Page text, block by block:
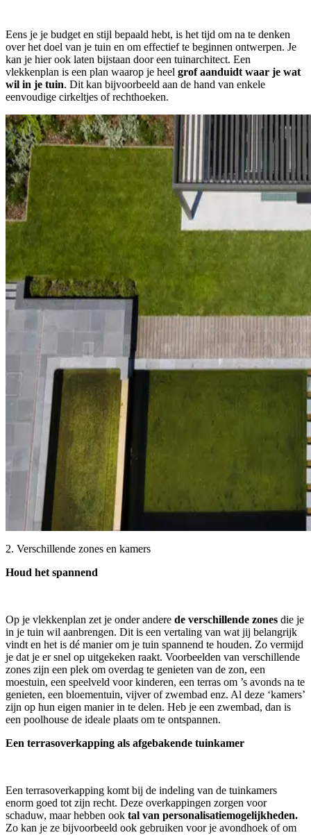
Eens je je budget en stijl bepaald hebt, is het tijd om na te denken
over het doel van je tuin en om effectief te beginnen ontwerpen. Je
kan je hier ook laten bijstaan door een tuinarchitect. Een
vlekkenplan is een plan waarop je heel grof aanduidt waar je wat
wil in je tuin. Dit kan bijvoorbeeld aan de hand van enkele
eenvoudige cirkeltjes of rechthoeken.
2. Verschillende zones en kamers
Houd het spannend
Op je vlekkenplan zet je onder andere de verschillende zones die je
in je tuin wil aanbrengen. Dit is een vertaling van wat jij belangrijk
vindt en het is dé manier om je tuin spannend te houden. Zo vermijd
je dat je er snel op uitgekeken raakt. Voorbeelden van verschillende
zones zijn een plek om overdag te genieten van de zon, een
moestuin, een speelveld voor kinderen, een terras om ’s avonds na te
genieten, een bloementuin, vijver of zwembad enz. Al deze ‘kamers’
zijn op hun eigen manier in te delen. Heb je een zwembad, dan is
een poolhouse de ideale plaats om te ontspannen.
Een terrasoverkapping als afgebakende tuinkamer
Een terrasoverkapping komt bij de indeling van de tuinkamers
enorm goed tot zijn recht. Deze overkappingen zorgen voor
schaduw, maar hebben ook tal van personalisatiemogelijkheden.
Zo kan je ze bijvoorbeeld ook gebruiken voor je avondhoek of om